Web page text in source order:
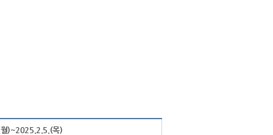
)~2025.2.5.(목)